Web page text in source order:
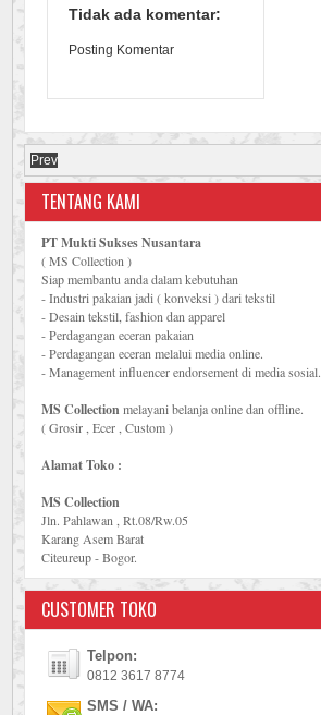
Tidak ada komentar:
Posting Komentar
Prev
TENTANG KAMI
PT Mukti Sukses Nusantara
( MS Collection )
Siap membantu anda dalam kebutuhan
- Industri pakaian jadi ( konveksi ) dari tekstil
- Desain tekstil, fashion dan apparel
- Perdagangan eceran pakaian
- Perdagangan eceran melalui media online.
- Management influencer endorsement di media sosial.
MS Collectionmelayani belanja online dan offline.
( Grosir , Ecer , Custom )
Alamat Toko :
MS Collection
Jln. Pahlawan , Rt.08/Rw.05
Karang Asem Barat
Citeureup - Bogor.
CUSTOMER TOKO
Telpon:
0812 3617 8774
SMS / WA: